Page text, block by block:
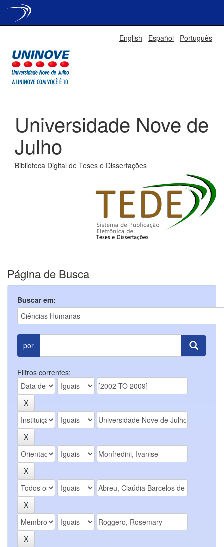
English Español Português
Universidade Nove de
Julho
Biblioteca Digital de Teses e Dissertações
Página de Busca
Buscar em:
por
Filtros correntes: